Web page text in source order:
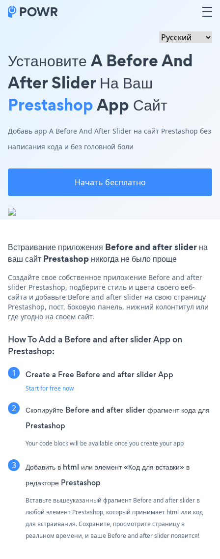
Установите A Before And
After Slider На Ваш
PrestashopApp Сайт
Добавь app A Before And After Slider на сайт Prestashop без
написания кода и без головной боли
Начать бесплатно
Встраивание приложения Before and after slider на
ваш сайт Prestashop никогда не было проще
Создайте свое собственное приложение Before and after
slider Prestashop, подберите стиль и цвета своего веб-
сайта и добавьте Before and after slider на свою страницу
Prestashop, пост, боковую панель, нижний колонтитул или
где угодно на своем сайт.
How To Add a Before and after slider App on
Prestashop:
Create a Free Before and after slider App
Start for free now
Скопируйте Before and after slider фрагмент кода для
Prestashop
Your code block will be available once you create your app
Добавить в html или элемент «Код для вставки» в
редакторе Prestashop
Вставьте вышеуказанный фрагмент Before and after slider в
любой элемент Prestashop, который принимает html или код
для встраивания. Сохраните, просмотрите страницу в
реальном времени, и ваше Before and after slider появится!